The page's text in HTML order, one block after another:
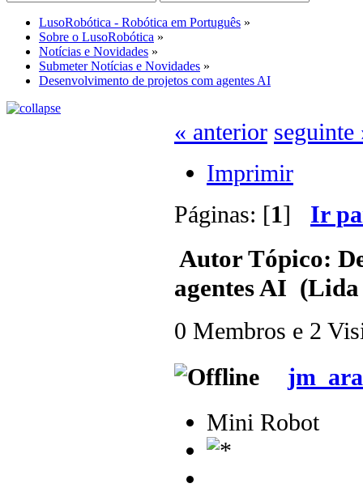
LusoRobótica - Robótica em Português »
Sobre o LusoRobótica »
Notícias e Novidades »
Submeter Notícias e Novidades »
Desenvolvimento de projetos com agentes AI
« anterior seguinte
Imprimir
Páginas: [1] Ir
AutorTópico:
agentes AI (Lida
0 Membros e 2
Mini Robot